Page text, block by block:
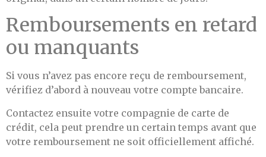
Remboursements en retard
ou manquants
Si vous n’avez pas encore reçu de remboursement,
vérifiez d’abord à nouveau votre compte bancaire.
Contactez ensuite votre compagnie de carte de
crédit, cela peut prendre un certain temps avant que
votre remboursement ne soit officiellement affiché.